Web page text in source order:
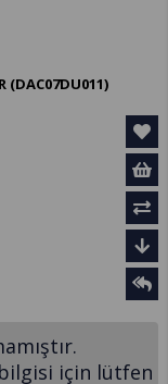
(DAC07DU011)
için lütfen